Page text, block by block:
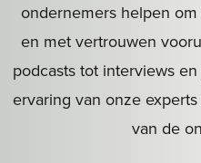
ondernemers helpen
en met vertrouwen
podcasts tot interviews
ervaring van onze
van de